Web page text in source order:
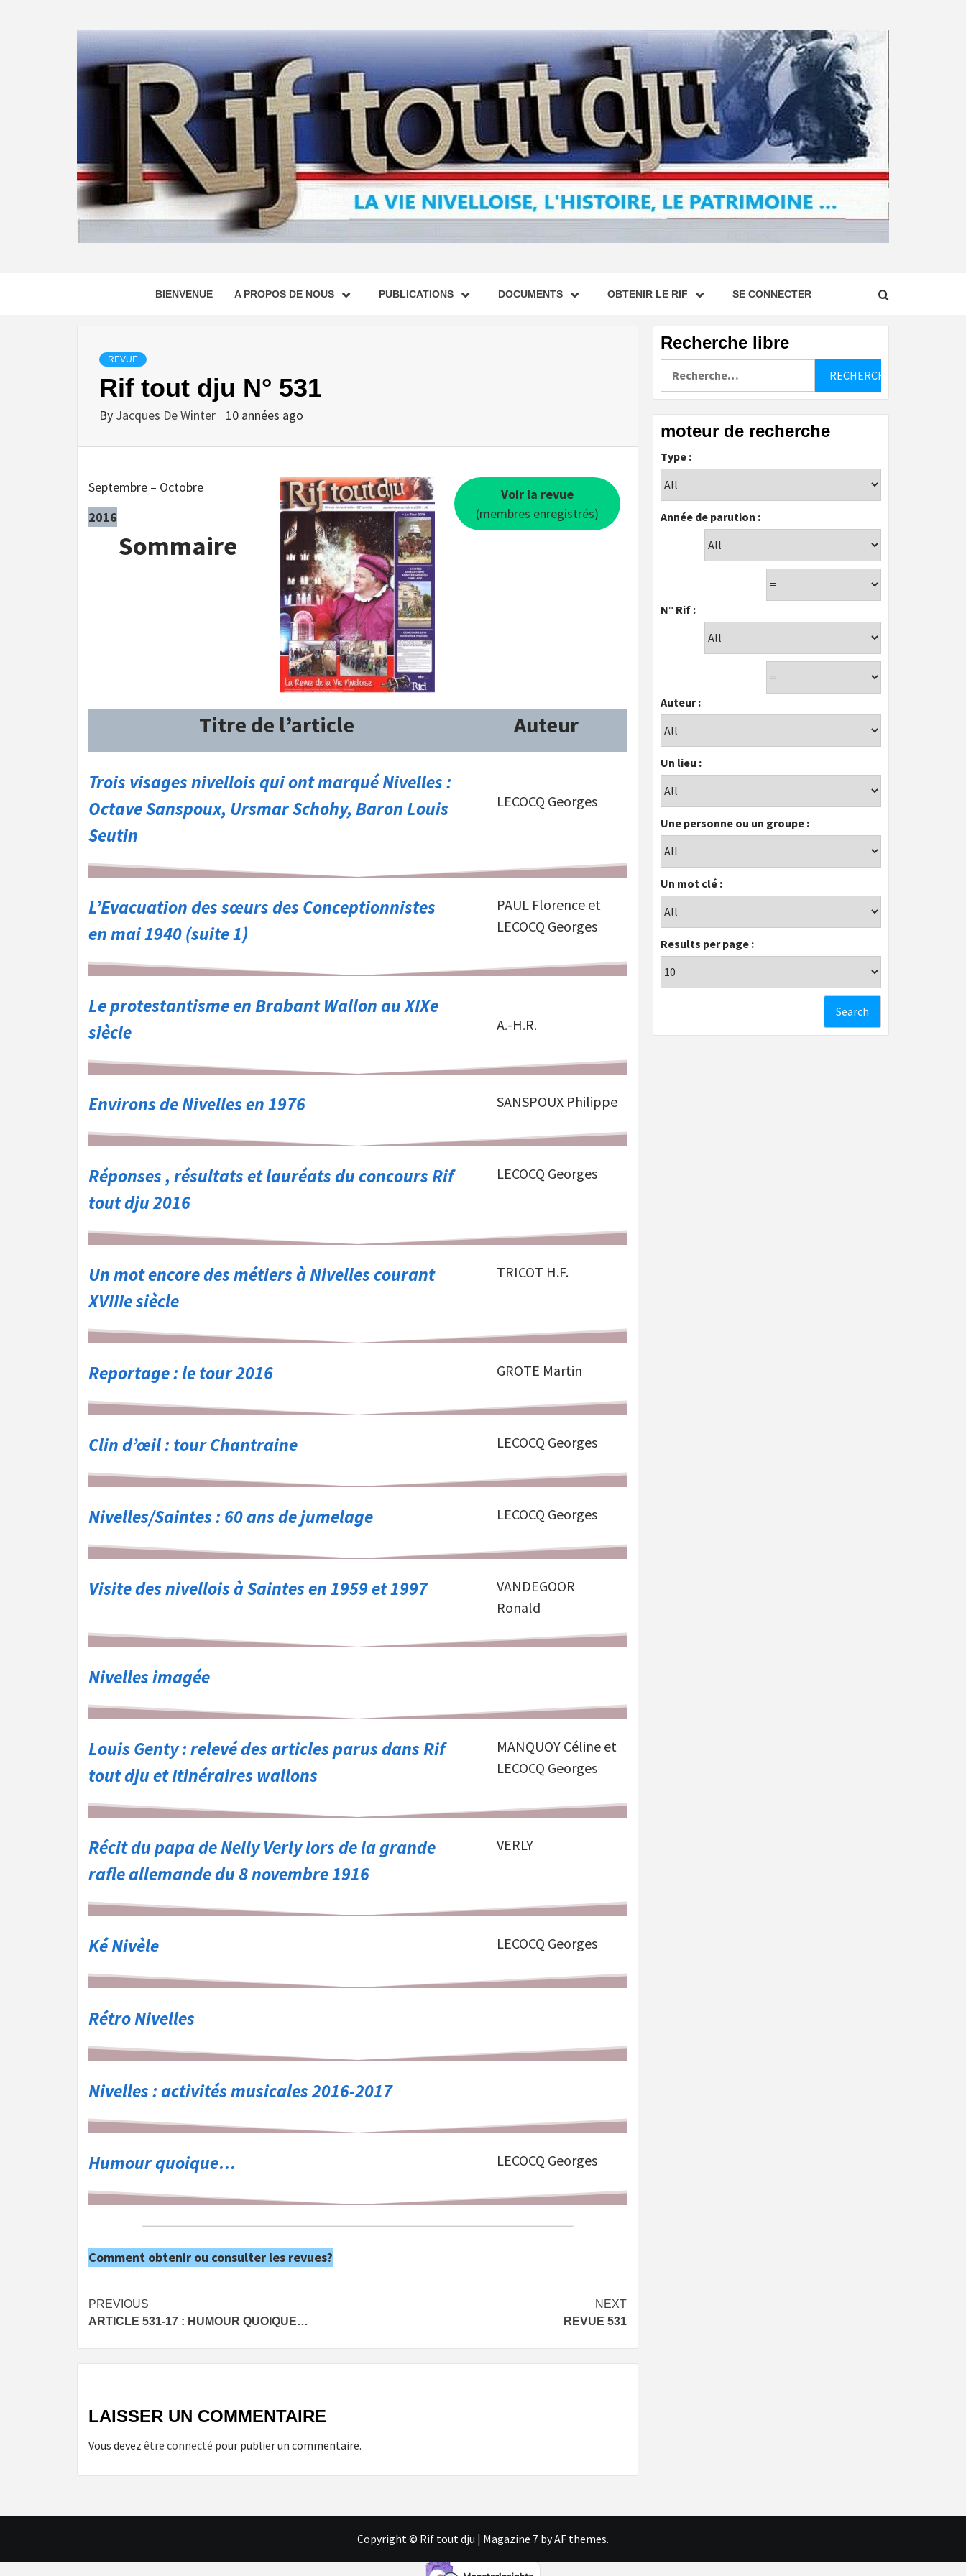
BIENVENUE A PROPOS DE NOUS PUBLICATIONS DOCUMENTS OBTENIR LE RIF SE CONNECTER
REVUE
Rif tout dju N° 531
By Jacques De Winter 10 années ago
Septembre – Octobre
2016
Sommaire
Voir la revue
(membres enregistrés)
Titre de l’article Auteur
Trois visages nivellois qui ont marqué Nivelles :
Octave Sanspoux, Ursmar Schohy, Baron Louis
Seutin
LECOCQ Georges
L’Evacuation des sœurs des Conceptionnistes
en mai 1940 (suite 1)
PAUL Florence et
LECOCQ Georges
Le protestantisme en Brabant Wallon au XIXe
siècle
A.-H.R.
Environs de Nivelles en 1976 SANSPOUX Philippe
Réponses , résultats et lauréats du concours Rif
tout dju 2016
LECOCQ Georges
Un mot encore des métiers à Nivelles courant
XVIIIe siècle
TRICOT H.F.
Reportage : le tour 2016 GROTE Martin
Clin d’œil : tour Chantraine LECOCQ Georges
Nivelles/Saintes : 60 ans de jumelage LECOCQ Georges
Visite des nivellois à Saintes en 1959 et 1997
VANDEGOOR
Ronald
Nivelles imagée
Louis Genty : relevé des articles parus dans Rif
tout dju et Itinéraires wallons
MANQUOY Céline et
LECOCQ Georges
Récit du papa de Nelly Verly lors de la grande
rafle allemande du 8 novembre 1916
VERLY
Ké Nivèle LECOCQ Georges
Rétro Nivelles
Nivelles : activités musicales 2016-2017
Humour quoique… LECOCQ Georges
Comment obtenir ou consulter les revues?
Post
navigation
PREVIOUS
ARTICLE 531-17 : HUMOUR QUOIQUE…
NEXT
REVUE 531
LAISSER UN COMMENTAIRE
Vous devez être connecté pour publier un commentaire.
Recherche libre
moteur de recherche
Type :
Année de parution :
N° Rif :
Auteur :
Un lieu :
Une personne ou un groupe :
Un mot clé :
Results per page :
Copyright © Rif tout dju | Magazine 7 by AF themes.